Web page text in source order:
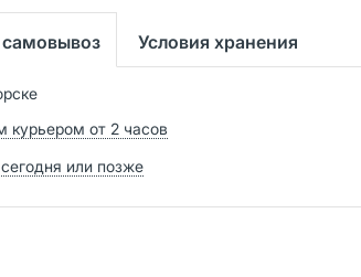
Условия хранения
курьером от 2 часов
или позже